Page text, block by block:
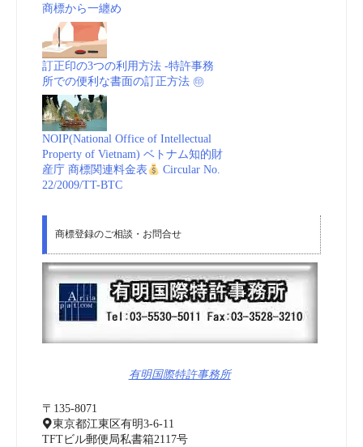
商標から一纏め
訂正印の3つの利用方法 -特許事務
所での便利な書面の訂正方法 ㊞
NOIP(National Office of Intellectual
Property of Vietnam) ベトナム知的財
産庁 商標関連料金表
Circular No.
22/2009/TT-BTC
商標登録のご相談・お問合せ
有明国際特許事務所
〒135-8071
東京都江東区有明3-6-11
TFTビル郵便局私書箱2117号